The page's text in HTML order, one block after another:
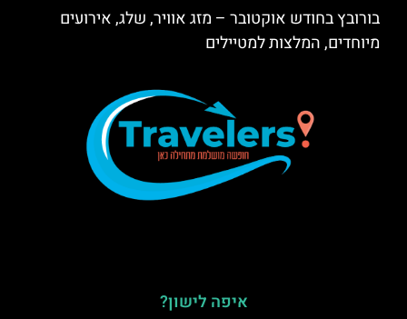
בורובץ בחודש אוקטובר – מזג אוויר, שלג, אירועים
מיוחדים, המלצות למטיילים
איפה לישון?